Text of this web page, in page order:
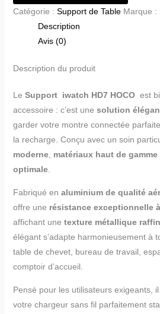
Catégorie : Support de Table Marque :
Description
Avis (0)
Description du produit
Le Support iwatch HD7 HOCOest
accessoire : c’est une solution
garder votre montre connectée
la recharge. Conçu avec un soin
moderne, matériaux haut de gamme
optimale.
Fabriqué en aluminium de qualité
offre une résistance exceptionnelle
affichant une texture métallique
élégant s’adapte harmonieusement à
table de chevet, bureau de travail,
comptoir d’accueil.
Pensé pour les utilisateurs exigeants,
votre chargeur sans fil parfaitement